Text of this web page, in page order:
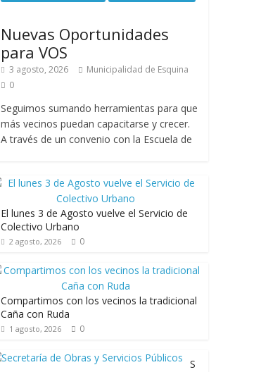
Nuevas Oportunidades
para VOS
3 agosto, 2026
Municipalidad de Esquina
0
Seguimos sumando herramientas para que
más vecinos puedan capacitarse y crecer.
A través de un convenio con la Escuela de
El lunes 3 de Agosto vuelve el Servicio de
Colectivo Urbano
2 agosto, 2026 0
Compartimos con los vecinos la tradicional
Caña con Ruda
1 agosto, 2026 0
S